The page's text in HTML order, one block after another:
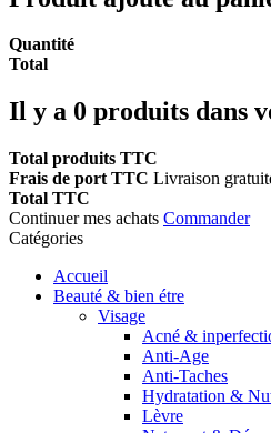
Quantité
Total
Il y a 0 produits dans
Total produits TTC
Frais de port TTC Livraison
Total TTC
Continuer mes achats Commander
Catégories
Accueil
Beauté & bien étre
Visage
Acné &
Anti-Age
Anti-Taches
Hydratation &
Lèvre